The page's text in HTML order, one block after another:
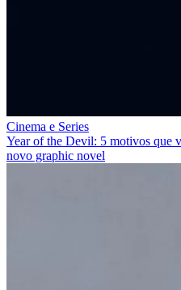
Cinema e Series
Year of the Devil: 5 motivos que
novo graphic novel